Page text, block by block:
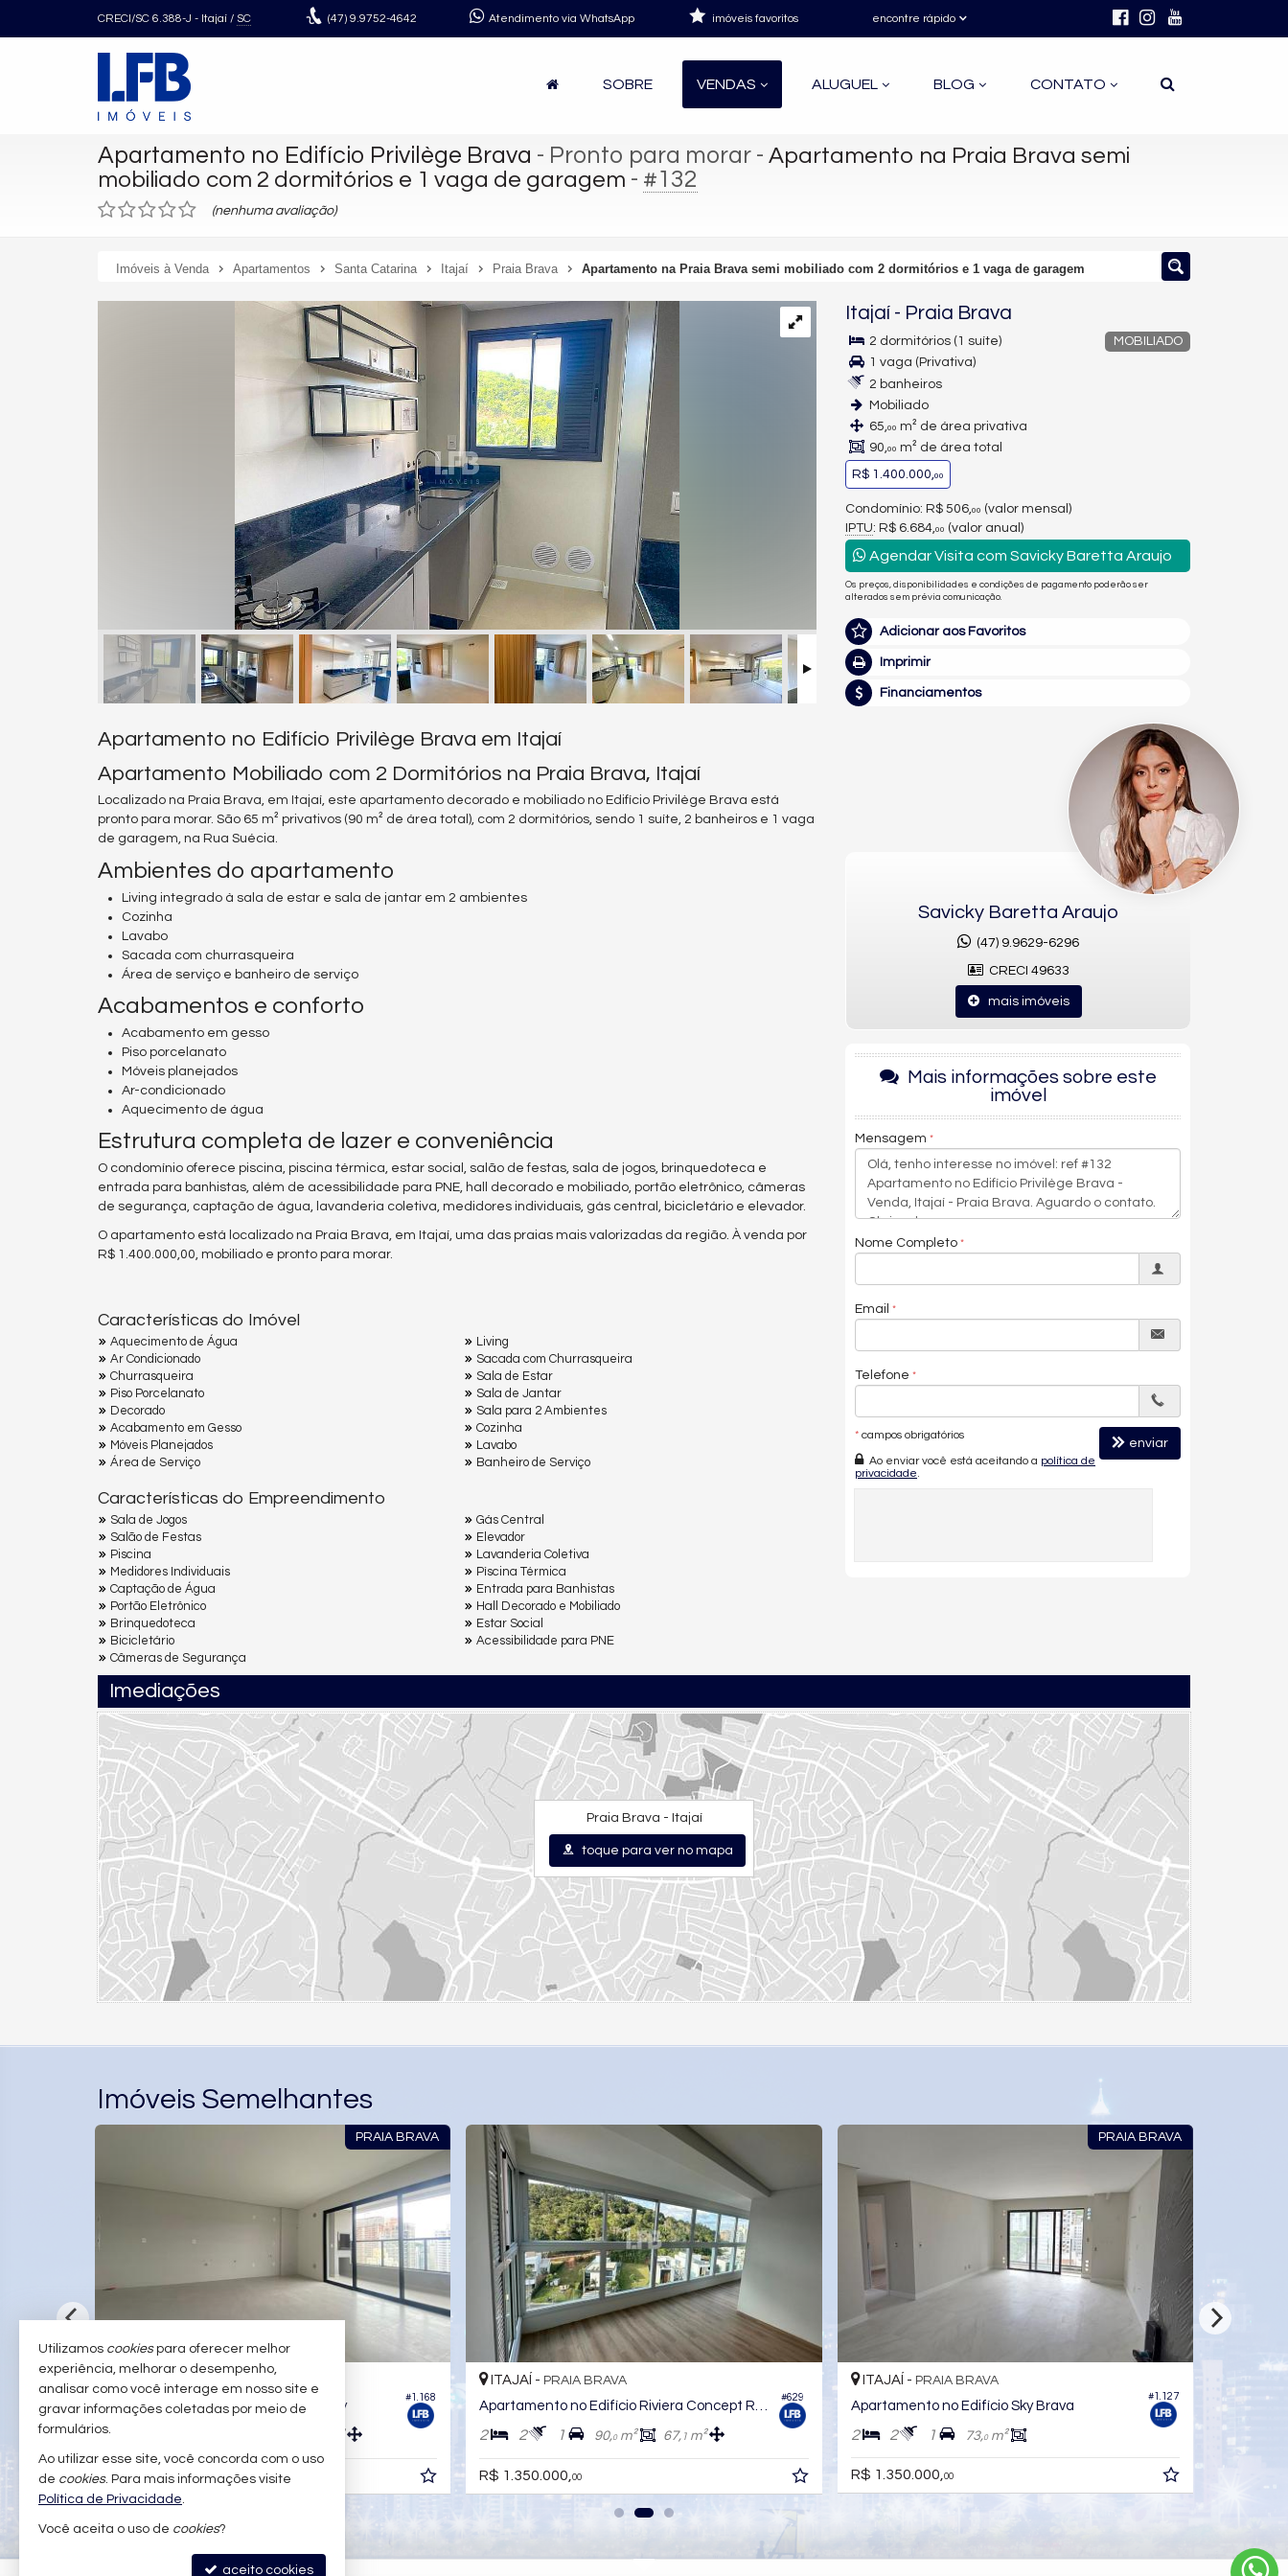
CRECI/SC 6.388-J - Itajaí / SC (47) 9.9752-4642 Atendimento via WhatsApp encontre rápido
imóveis favoritos
SOBRE VENDAS ALUGUEL BLOG CONTATO
Apartamento no Edifício Privilège Brava - Pronto para morar - Apartamento na Praia Brava semi
mobiliado com 2 dormitórios e 1 vaga de garagem - #132
(nenhuma avaliação)
Imóveis à Venda Apartamentos Santa Catarina Itajaí Praia Brava Apartamento na Praia Brava semi mobiliado com 2 dormitórios e 1 vaga de garagem
Apartamento no Edifício Privilège Brava em Itajaí
Apartamento Mobiliado com 2 Dormitórios na Praia Brava, Itajaí
Localizado na Praia Brava, em Itajaí, este apartamento decorado e mobiliado no Edifício Privilège Brava está
pronto para morar. São 65 m² privativos (90 m² de área total), com 2 dormitórios, sendo 1 suíte, 2 banheiros e 1 vaga
de garagem, na Rua Suécia.
Ambientes do apartamento
Living integrado à sala de estar e sala de jantar em 2 ambientes
Cozinha
Lavabo
Sacada com churrasqueira
Área de serviço e banheiro de serviço
Acabamentos e conforto
Acabamento em gesso
Piso porcelanato
Móveis planejados
Ar-condicionado
Aquecimento de água
Estrutura completa de lazer e conveniência
O condomínio oferece piscina, piscina térmica, estar social, salão de festas, sala de jogos, brinquedoteca e
entrada para banhistas, além de acessibilidade para PNE, hall decorado e mobiliado, portão eletrônico, câmeras
de segurança, captação de água, lavanderia coletiva, medidores individuais, gás central, bicicletário e elevador.
O apartamento está localizado na Praia Brava, em Itajaí, uma das praias mais valorizadas da região. À venda por
R$ 1.400.000,00, mobiliado e pronto para morar.
Características do Imóvel
Aquecimento de Água
Ar Condicionado
Churrasqueira
Piso Porcelanato
Decorado
Acabamento em Gesso
Móveis Planejados
Área de Serviço
Living
Sacada com Churrasqueira
Sala de Estar
Sala de Jantar
Sala para 2 Ambientes
Cozinha
Lavabo
Banheiro de Serviço
Características do Empreendimento
Sala de Jogos
Salão de Festas
Piscina
Medidores Individuais
Captação de Água
Portão Eletrônico
Brinquedoteca
Bicicletário
Câmeras de Segurança
Gás Central
Elevador
Lavanderia Coletiva
Pìscina Térmica
Entrada para Banhistas
Hall Decorado e Mobiliado
Estar Social
Acessibilidade para PNE
Itajaí - Praia Brava
MOBILIADO
2 dormitórios (1 suíte)
1 vaga (Privativa)
2 banheiros
Mobiliado
65,00 m² de área privativa
90,00 m² de área total
R$ 1.400.000,00
Condomínio: R$ 506, 00 (valor mensal)
IPTU: R$ 6.684, 00 (valor anual)
Agendar Visita com Savicky Baretta Araujo
Os preços, disponibilidades e condições de pagamento poderão ser
alterados sem prévia comunicação.
Adicionar aos Favoritos
Imprimir
Financiamentos
Savicky Baretta Araujo
(47) 9.9629-6296
CRECI 49633
mais imóveis
Mais informações sobre este
imóvel
Mensagem
Nome Completo
Email
Telefone
* campos obrigatórios
Ao enviar você está aceitando a política de
privacidade
enviar
Imediações
Praia Brava - Itajaí
toque para ver no mapa
Imóveis Semelhantes
PRAIA BRAVA
#1.168
Apartamento no Edifício Brava Valley
2 m²
R$ 1.355.940,00
#629
ITAJAÍ - PRAIA BRAVA
2 2 1 90,0m² 67, 1 m²
R$ 1.350.000,00
PRAIA BRAVA
#1.127
ITAJAÍ - PRAIA BRAVA
Apartamento no Edifício Sky Brava
2 2 1 73,0m²
R$ 1.350.000, 00
2
Utilizamos cookiespara oferecer melhor
experiência, melhorar o desempenho,
analisar como você interage em nosso site e
gravar informações coletadas por meio de
formulários.
Ao utilizar esse site, você concorda com o uso
de cookies. Para mais informações visite
Política de Privacidade.
Você aceita o uso de cookies?
aceito cookies